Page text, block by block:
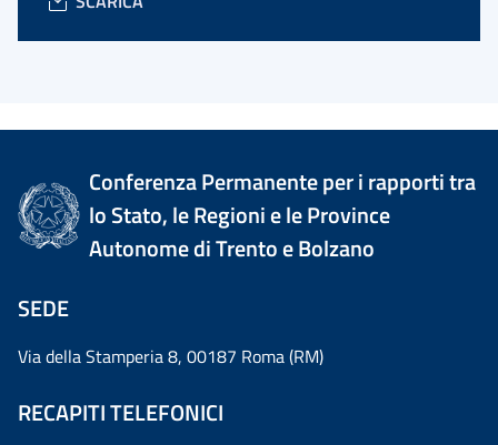
Conferenza Permanente per i rapporti tra
lo Stato, le Regioni e le Province
Autonome di Trento e Bolzano
SEDE
Via della Stamperia 8, 00187 Roma (RM)
RECAPITI TELEFONICI